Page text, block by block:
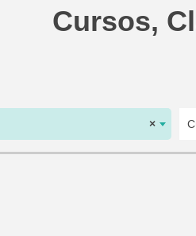
Cursos,
×